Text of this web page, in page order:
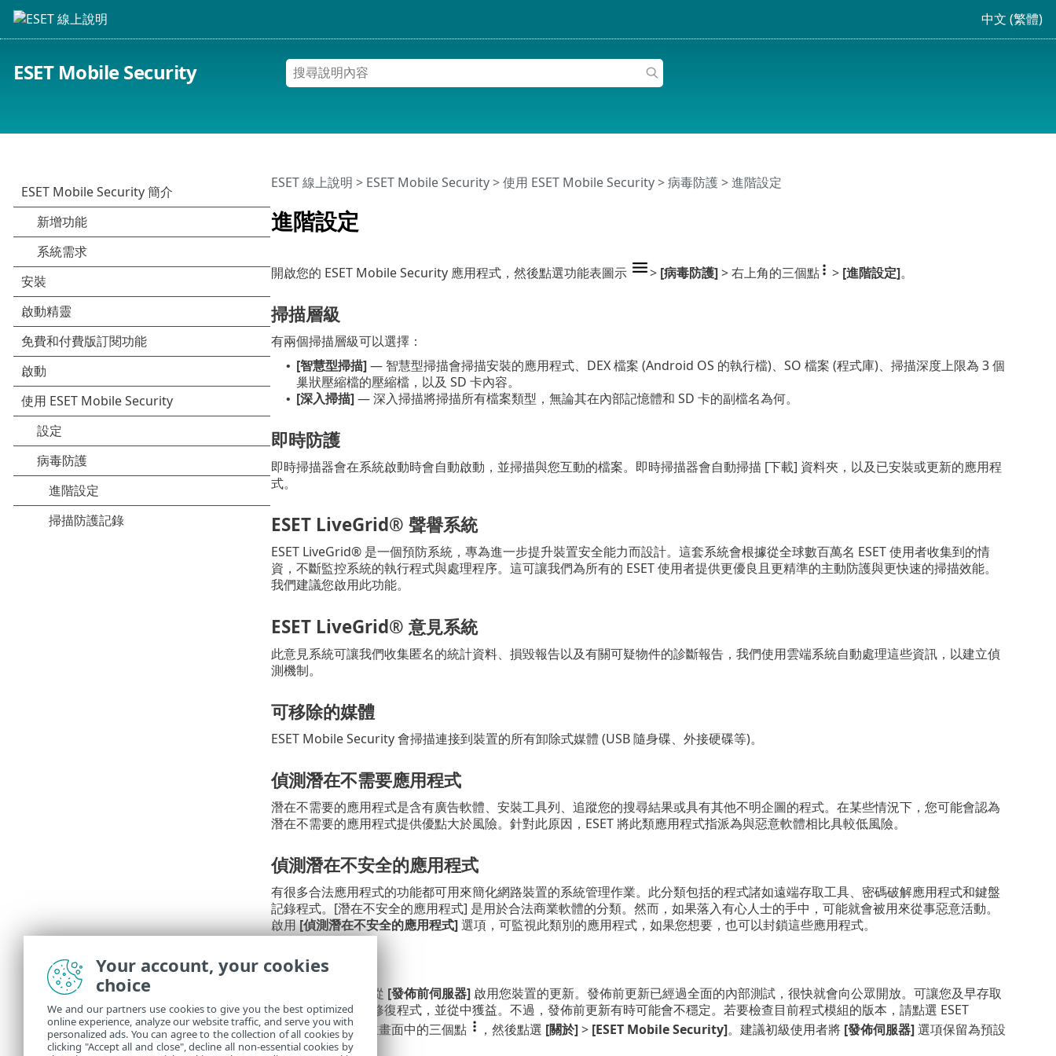
中文 (繁體)
ESET Mobile Security
進階設定
ESET 線上說明 > ESET Mobile Security>使用 ESET Mobile Security >病毒防護> 進階設定
開啟您的 ESET Mobile Security 應用程式，然後點選功能表圖示 > [病毒防護]> 右上角的三個點 > [進階設定]。
掃描層級
有兩個掃描層級可以選擇：
• [智慧型掃描]— 智慧型掃描會掃描安裝的應用程式、DEX 檔案 (Android OS 的執行檔)、SO 檔案 (程式庫)、掃描深度上限為 3 個
巢狀壓縮檔的壓縮檔，以及 SD 卡內容。
• [深入掃描]— 深入掃描將掃描所有檔案類型，無論其在內部記憶體和 SD 卡的副檔名為何。
即時防護
即時掃描器會在系統啟動時會自動啟動，並掃描與您互動的檔案。即時掃描器會自動掃描 [下載] 資料夾，以及已安裝或更新的應用程
式。
ESET LiveGrid® 聲譽系統
ESET LiveGrid® 是一個預防系統，專為進一步提升裝置安全能力而設計。這套系統會根據從全球數百萬名 ESET 使用者收集到的情
資，不斷監控系統的執行程式與處理程序。這可讓我們為所有的 ESET 使用者提供更優良且更精準的主動防護與更快速的掃描效能。
我們建議您啟用此功能。
ESET LiveGrid® 意見系統
此意見系統可讓我們收集匿名的統計資料、損毀報告以及有關可疑物件的診斷報告，我們使用雲端系統自動處理這些資訊，以建立偵
測機制。
可移除的媒體
ESET Mobile Security 會掃描連接到裝置的所有卸除式媒體 (USB 隨身碟、外接硬碟等)。
偵測潛在不需要應用程式
潛在不需要的應用程式是含有廣告軟體、安裝工具列、追蹤您的搜尋結果或具有其他不明企圖的程式。在某些情況下，您可能會認為
潛在不需要的應用程式提供優點大於風險。針對此原因，ESET 將此類應用程式指派為與惡意軟體相比具較低風險。
偵測潛在不安全的應用程式
有很多合法應用程式的功能都可用來簡化網路裝置的系統管理作業。此分類包括的程式諸如遠端存取工具、密碼破解應用程式和鍵盤
記錄程式。[潛在不安全的應用程式] 是用於合法商業軟體的分類。然而，如果落入有心人士的手中，可能就會被用來從事惡意活動。
啟用[偵測潛在不安全的應用程式]選項，可監視此類別的應用程式，如果您想要，也可以封鎖這些應用程式。
更新伺服器
此選項可讓您選擇從 [發佈前伺服器]啟用您裝置的更新。發佈前更新已經過全面的內部測試，很快就會向公眾開放。可讓您及早存取
最新的偵測方法與修復程式，並從中獲益。不過，發佈前更新有時可能會不穩定。若要檢查目前程式模組的版本，請點選 ESET
Mobile Security 主畫面中的三個點
，然後點選 [關於]> [ESET Mobile Security]。建議初級使用者將 [發佈伺服器]選項保留為預設
的選取狀態。
Your account, your cookies
choice
We and our partners use cookies to give you the best optimized
online experience, analyze our website traffic, and serve you with
personalized ads. You can agree to the collection of all cookies by
clicking "Accept all and close", decline all non-essential cookies by